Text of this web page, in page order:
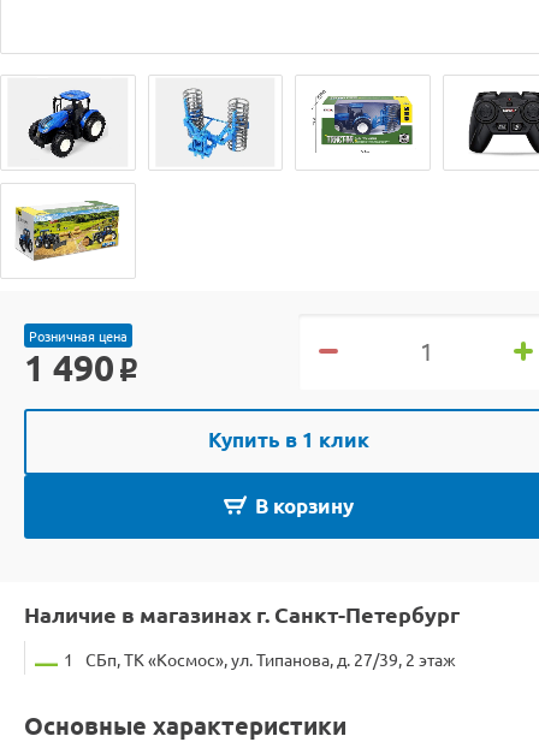
Розничная цена
1 490 o
Купить в 1 клик
В корзину
Наличие в магазинах г. Санкт-Петербург
1 СБп, ТК «Космос», ул. Типанова, д. 27/39, 2 этаж
Основные характеристики